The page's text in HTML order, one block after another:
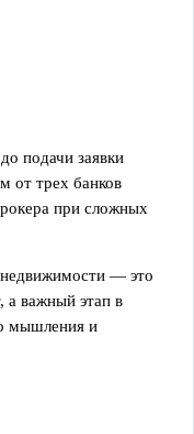
подачи заявки
от трех банков
при сложных
— это
а важный этап в
мышления и